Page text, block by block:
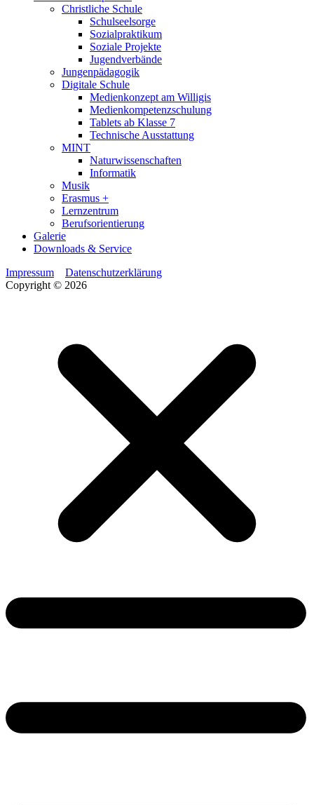
Christliche Schule
Schulseelsorge
Sozialpraktikum
Soziale Projekte
Jugendverbände
Jungenpädagogik
Digitale Schule
Medienkonzept am Willigis
Medienkompetenzschulung
Tablets ab Klasse 7
Technische Ausstattung
MINT
Naturwissenschaften
Informatik
Musik
Erasmus +
Lernzentrum
Berufsorientierung
Galerie
Downloads & Service
Impressum
Datenschutzerklärung
Copyright © 2026